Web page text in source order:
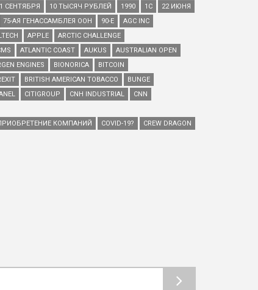
1 СЕНТЯБРЯ 10 ТЫСЯЧ РУБЛЕЙ 1990 1С
22 ИЮНЯ
75-АЯ ГЕНАССАМБЛЕЯ ООН 90-Е
AGC INC
APPLE
ARCTIC CHALLENGE
ATLANTIC COAST AUKUS
AUSTRALIAN OPEN
ENGINES BIONORICA
BITCOIN
BRITISH AMERICAN TOBACCO
BUNGE
CITIGROUP CNH INDUSTRIAL
CNN
КОМПАНИЙ
COVID-19?
CREW DRAGON